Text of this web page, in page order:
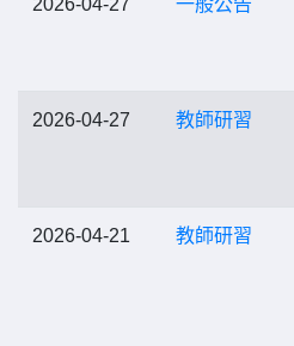
2026-04-27 一般公告
2026-04-27 教師研習
2026-04-21 教師研習